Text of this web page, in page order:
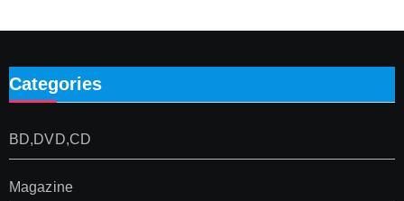
Categories
BD,DVD,CD
Magazine